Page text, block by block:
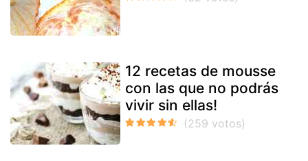
12 recetas de mousse
con las que no podrás
vivir sin ellas!